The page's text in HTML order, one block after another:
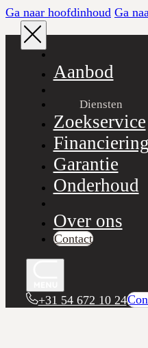
Ga naar hoofdinhoud Ga
Aanbod
Diensten
Zoekservice
Financiering
Garantie
Onderhoud
Over ons
Contact
+31 54 672 10 24